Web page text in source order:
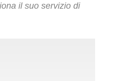
il suo servizio di